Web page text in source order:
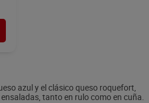
azul y el clásico queso roquefort,
tanto en rulo como en cuña.